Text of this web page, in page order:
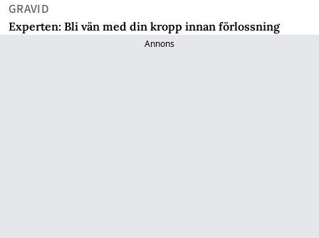
GRAVID
Experten: Bli vän med din kropp innan förlossning
Annons